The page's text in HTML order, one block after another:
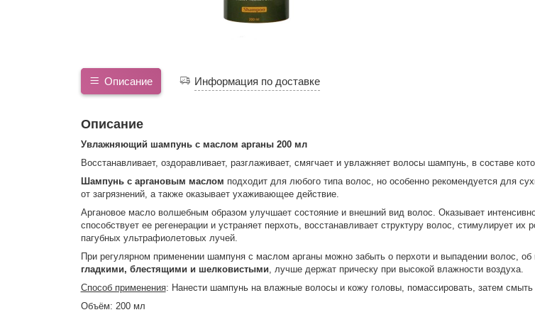
Описание Информация по доставке
Описание
Увлажняющий шампунь с маслом арганы 200 мл
Восстанавливает, оздоравливает, разглаживает, смягчает и увлажняет волосы шампунь, в составе
Шампунь с аргановым маслом подходит для любого типа волос, но особенно рекомендуется для
от загрязнений, а также оказывает ухаживающее действие.
Аргановое масло волшебным образом улучшает состояние и внешний вид волос. Оказывает
способствует ее регенерации и устраняет перхоть, восстанавливает структуру волос, стимулирует
пагубных ультрафиолетовых лучей.
При регулярном применении шампуня с маслом арганы можно забыть о перхоти и выпадении волос, об
гладкими, блестящими и шелковистыми, лучше держат прическу при высокой влажности воздуха.
Способ применения: Нанести шампунь на влажные волосы и кожу головы, помассировать, затем смыть
Объём: 200 мл